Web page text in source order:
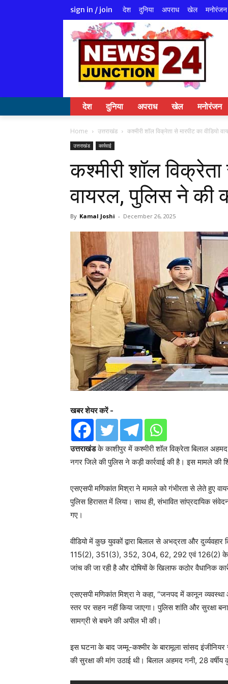
sign in / join देश दुनिया अपराध खेल मनोरंजन
देश दुनिया अपराध खेल मनोरंजन
Home उत्तराखंड कश्मीरी शॉल विक्रेता से मारपीट का वीडियो
उत्तराखंड कार्रवाई
कश्मीरी शॉल विक्रेता
वायरल, पुलिस ने की
By Kamal Joshi - December 26, 2025
खबर शेयर करें -
उत्तराखंडके काशीपुर में कश्मीरी शॉल विक्रेता बिलाल अहमद
नगर जिले की पुलिस ने कड़ी कार्रवाई की है। इस मामले की
एसएसपी मणिकांत मिश्रा ने मामले को गंभीरता से लेते हुए
पुलिस हिरासत में लिया। साथ ही, संभावित सांप्रदायिक
गए।
वीडियो में कुछ युवकों द्वारा बिलाल से अभद्रता और
115(2), 351(3), 352, 304, 62, 292 एवं 126(2) के
जांच की जा रही है और दोषियों के खिलाफ कठोर वैधानिक
एसएसपी मणिकांत मिश्रा ने कहा, “जनपद में कानून व्यवस्था
स्तर पर सहन नहीं किया जाएगा। पुलिस शांति और
सामग्री से बचने की अपील भी की।
इस घटना के बाद जम्मू-कश्मीर के बारामूला सांसद
की सुरक्षा की मांग उठाई थी। बिलाल अहमद गनी, 28